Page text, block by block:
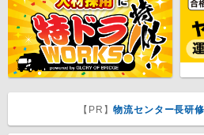
【PR】物流センター長研